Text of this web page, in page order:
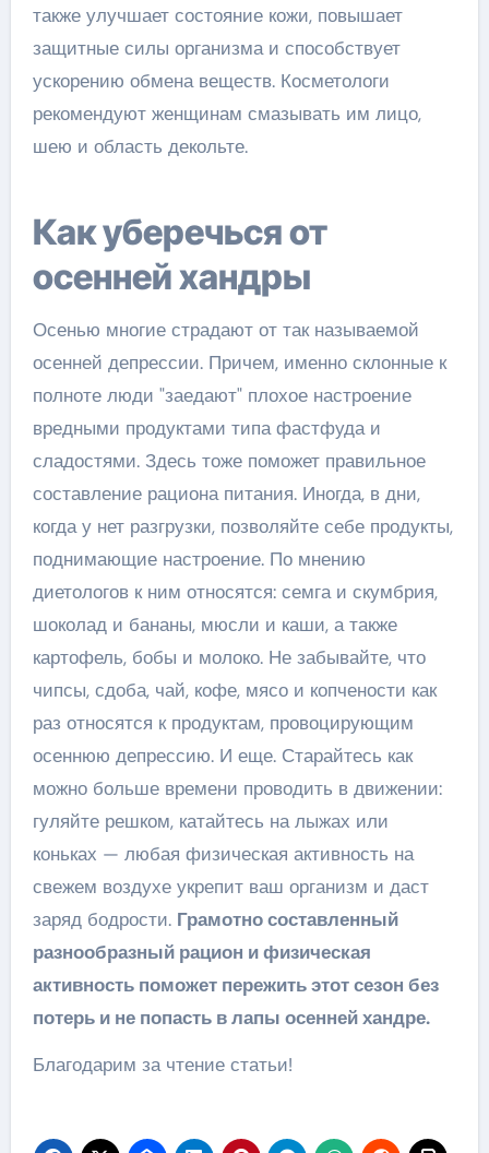
также улучшает состояние кожи, повышает
защитные силы организма и способствует
ускорению обмена веществ. Косметологи
рекомендуют женщинам смазывать им лицо,
шею и область декольте.
Как уберечься от
осенней хандры
Осенью многие страдают от так называемой
осенней депрессии. Причем, именно склонные к
полноте люди "заедают" плохое настроение
вредными продуктами типа фастфуда и
сладостями. Здесь тоже поможет правильное
составление рациона питания. Иногда, в дни,
когда у нет разгрузки, позволяйте себе продукты,
поднимающие настроение. По мнению
диетологов к ним относятся: семга и скумбрия,
шоколад и бананы, мюсли и каши, а также
картофель, бобы и молоко. Не забывайте, что
чипсы, сдоба, чай, кофе, мясо и копчености как
раз относятся к продуктам, провоцирующим
осеннюю депрессию. И еще. Старайтесь как
можно больше времени проводить в движении:
гуляйте решком, катайтесь на лыжах или
коньках — любая физическая активность на
свежем воздухе укрепит ваш организм и даст
заряд бодрости. Грамотно составленный
разнообразный рацион и физическая
активность поможет пережить этот сезон без
потерь и не попасть в лапы осенней хандре.
Благодарим за чтение статьи!